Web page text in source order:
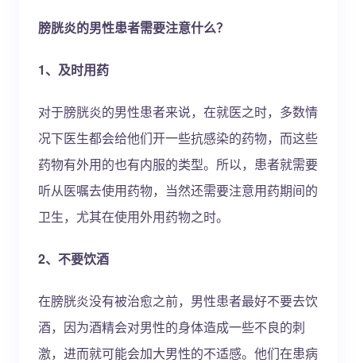
膀胱炎的男性患者需要注意什么？
1、及时用药
对于膀胱炎的男性患者来说，在就医之时，多数情
况下医生都会给他们开一些抗感染的药物，而这些
药物有外用的也有内服的类型。所以，患者就需要
听从医嘱去使用药物，当然还需要注意用药期间的
卫生，尤其在使用外用药物之时。
2、不要饮酒
在膀胱炎没有被治愈之前，男性患者最好不要去饮
酒，因为酒精会对男性的身体造成一些不良的刺
激，进而就可能会加大男性的不适感。他们在患病